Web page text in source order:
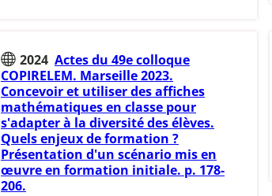
2024 Actes du 49e colloque
COPIRELEM. Marseille 2023.
Concevoir et utiliser des affiches
mathématiques en classe pour
s'adapter à la diversité des élèves.
Quels enjeux de formation ?
Présentation d'un scénario mis en
œuvre en formation initiale. p. 178-
206.